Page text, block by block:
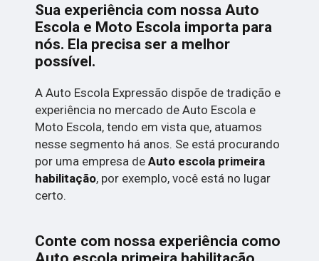
Sua experiência com nossa Auto
Escola e Moto Escola importa para
nós. Ela precisa ser a melhor
possível.
A Auto Escola Expressão dispõe de tradição e
experiência no mercado de Auto Escola e
Moto Escola, tendo em vista que, atuamos
nesse segmento há anos. Se está procurando
por uma empresa deAuto escola primeira
habilitação, por exemplo, você está no lugar
certo.
Conte com nossa experiência como